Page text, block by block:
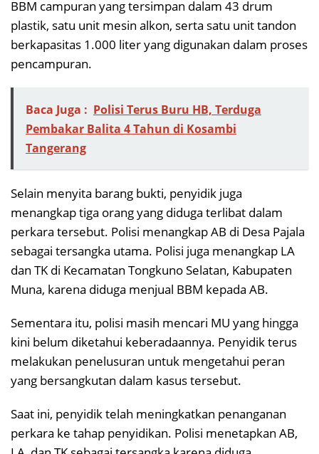
BBM campuran yang tersimpan dalam 43 drum
plastik, satu unit mesin alkon, serta satu unit tandon
berkapasitas 1.000 liter yang digunakan dalam proses
pencampuran.
Baca Juga : Polisi Terus Buru HB, Terduga
Pembakar Balita 4 Tahun di Kosambi
Tangerang
Selain menyita barang bukti, penyidik juga
menangkap tiga orang yang diduga terlibat dalam
perkara tersebut. Polisi menangkap AB di Desa Pajala
sebagai tersangka utama. Polisi juga menangkap LA
dan TK di Kecamatan Tongkuno Selatan, Kabupaten
Muna, karena diduga menjual BBM kepada AB.
Sementara itu, polisi masih mencari MU yang hingga
kini belum diketahui keberadaannya. Penyidik terus
melakukan penelusuran untuk mengetahui peran
yang bersangkutan dalam kasus tersebut.
Saat ini, penyidik telah meningkatkan penanganan
perkara ke tahap penyidikan. Polisi menetapkan AB,